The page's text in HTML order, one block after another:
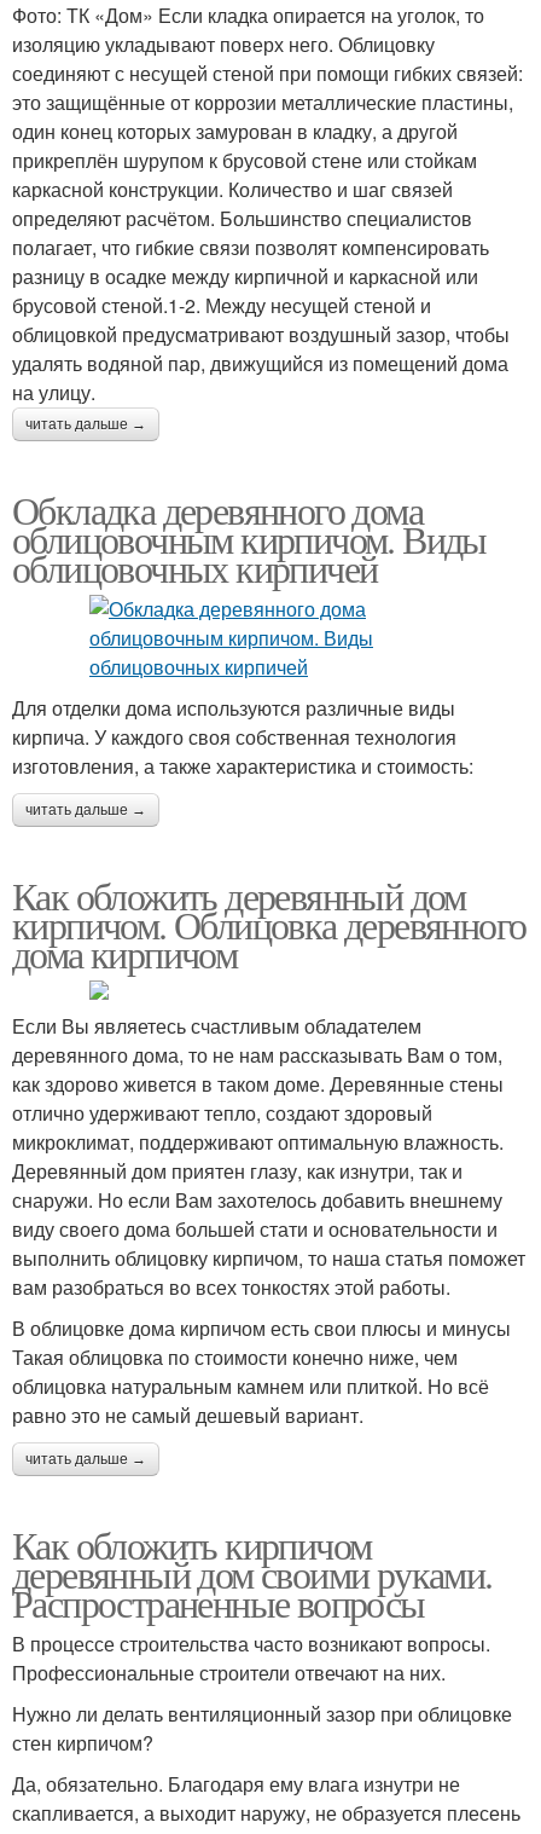
Фото: ТК «Дом» Если кладка опирается на уголок, то
изоляцию укладывают поверх него. Облицовку
соединяют с несущей стеной при помощи гибких связей:
это защищённые от коррозии металлические пластины,
один конец которых замурован в кладку, а другой
прикреплён шурупом к брусовой стене или стойкам
каркасной конструкции. Количество и шаг связей
определяют расчётом. Большинство специалистов
полагает, что гибкие связи позволят компенсировать
разницу в осадке между кирпичной и каркасной или
брусовой стеной.1-2. Между несущей стеной и
облицовкой предусматривают воздушный зазор, чтобы
удалять водяной пар, движущийся из помещений дома
на улицу.
читать дальше →
Обкладка деревянного дома
облицовочным кирпичом. Виды
облицовочных кирпичей
Для отделки дома используются различные виды
кирпича. У каждого своя собственная технология
изготовления, а также характеристика и стоимость:
читать дальше →
Как обложить деревянный дом
кирпичом. Облицовка деревянного
дома кирпичом
Если Вы являетесь счастливым обладателем
деревянного дома, то не нам рассказывать Вам о том,
как здорово живется в таком доме. Деревянные стены
отлично удерживают тепло, создают здоровый
микроклимат, поддерживают оптимальную влажность.
Деревянный дом приятен глазу, как изнутри, так и
снаружи. Но если Вам захотелось добавить внешнему
виду своего дома большей стати и основательности и
выполнить облицовку кирпичом, то наша статья поможет
вам разобраться во всех тонкостях этой работы.
В облицовке дома кирпичом есть свои плюсы и минусы
Такая облицовка по стоимости конечно ниже, чем
облицовка натуральным камнем или плиткой. Но всё
равно это не самый дешевый вариант.
читать дальше →
Как обложить кирпичом
деревянный дом своими руками.
Распространенные вопросы
В процессе строительства часто возникают вопросы.
Профессиональные строители отвечают на них.
Нужно ли делать вентиляционный зазор при облицовке
стен кирпичом?
Да, обязательно. Благодаря ему влага изнутри не
скапливается, а выходит наружу, не образуется плесень